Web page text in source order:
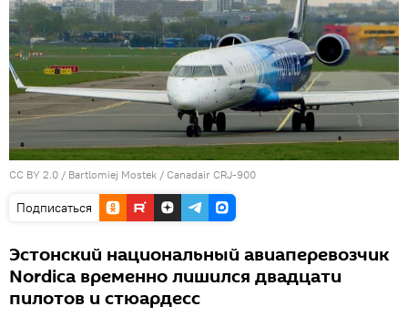
CC BY 2.0 / Bartlomiej Mostek / Canadair CRJ-900
Подписаться
Эстонский национальный авиаперевозчик
Nordica временно лишился двадцати
пилотов и стюардесс